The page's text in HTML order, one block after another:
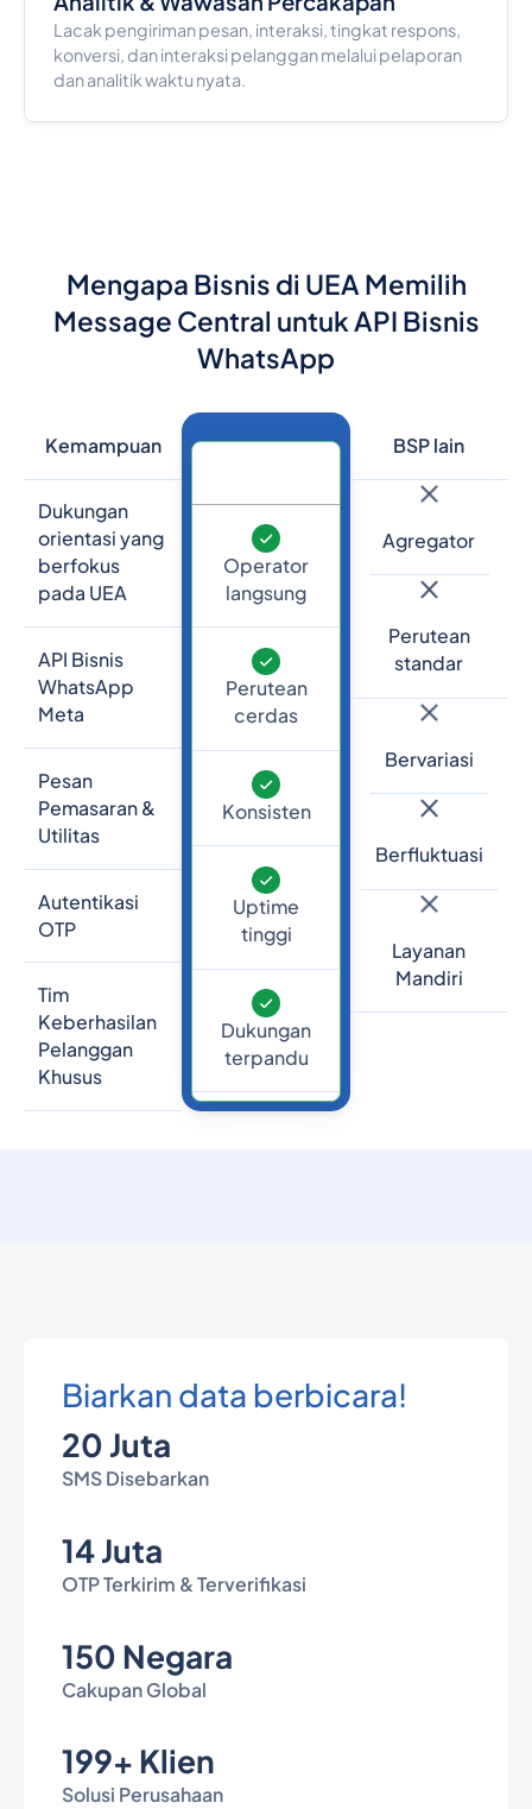
Lacak pengiriman pesan, interaksi, tingkat respons,
konversi, dan interaksi pelanggan melalui pelaporan
dan analitik waktu nyata.
Mengapa Bisnis di UEA Memilih
Message Central untuk API Bisnis
WhatsApp
Kemampuan
Dukungan
orientasi yang
berfokus
pada UEA
API Bisnis
WhatsApp
Meta
Pesan
Pemasaran &
Utilitas
Autentikasi
OTP
Tim
Keberhasilan
Pelanggan
Khusus
Operator
langsung
Perutean
cerdas
Konsisten
Uptime
tinggi
Dukungan
terpandu
BSP lain
Agregator
Perutean
standar
Bervariasi
Berfluktuasi
Layanan
Mandiri
Biarkan data berbicara!
20 Juta
SMS Disebarkan
14 Juta
OTP Terkirim & Terverifikasi
150 Negara
Cakupan Global
199+ Klien
Solusi Perusahaan